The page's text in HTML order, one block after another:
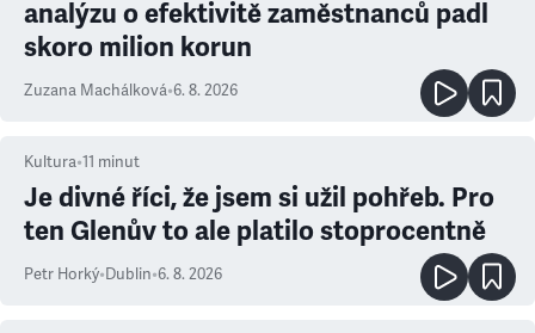
analýzu o efektivitě zaměstnanců padl
skoro milion korun
Zuzana Machálková•6. 8. 2026
Kultura•11 minut
Je divné říci, že jsem si užil pohřeb. Pro
ten Glenův to ale platilo stoprocentně
Petr Horký•Dublin•6. 8. 2026